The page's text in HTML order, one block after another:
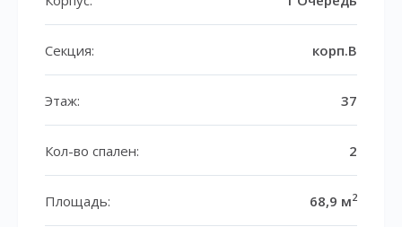
Секция: корп.B
Этаж: 37
Кол-во спален: 2
Площадь: 68,9 м2